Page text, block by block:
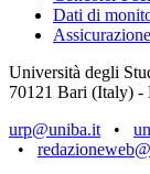
Dati di
Università degli
70121 Bari (Italy) -
urp@uniba.it •
•